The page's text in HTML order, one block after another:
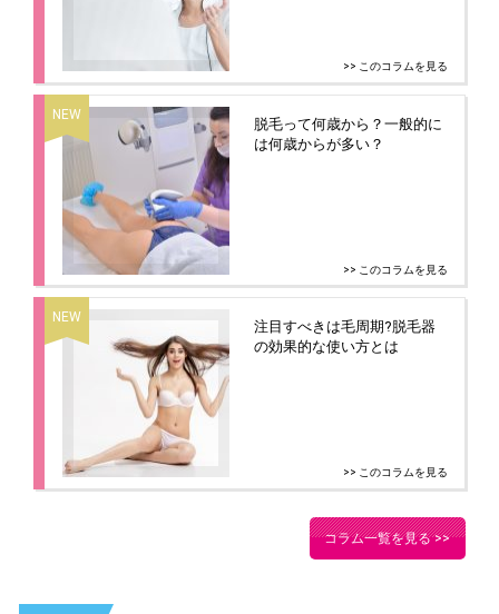
>> このコラムを見る
脱毛って何歳から？一般的に
は何歳からが多い？
>> このコラムを見る
注目すべきは毛周期?脱毛器
の効果的な使い方とは
>> このコラムを見る
コラム一覧を見る >>